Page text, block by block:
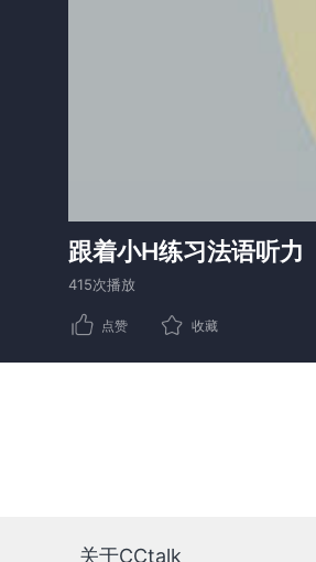
跟着小H练习法语听力
415次播放
点赞 收藏
关于CCtalk